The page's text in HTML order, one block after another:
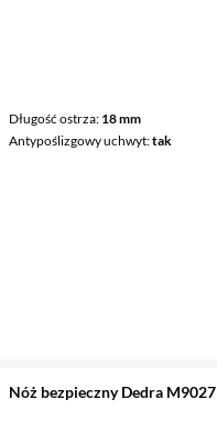
Długość ostrza 18 mm
Antypoślizgowy uchwyt tak
Nóż bezpieczny Dedra M9027